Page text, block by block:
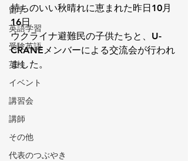
留学
英語学習
受験英語
英検
イベント
講習会
講師
その他
代表のつぶやき
持ちのいい秋晴れに恵まれた昨日10月
16日
ウクライナ避難民の子供たちと、U-
CRANEメンバーによる交流会が行われ
ました。